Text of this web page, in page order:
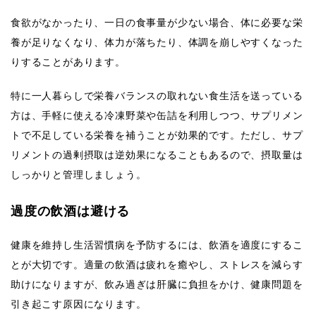
食欲がなかったり、一日の食事量が少ない場合、体に必要な栄
養が足りなくなり、体力が落ちたり、体調を崩しやすくなった
りすることがあります。
特に一人暮らしで栄養バランスの取れない食生活を送っている
方は、手軽に使える冷凍野菜や缶詰を利用しつつ、サプリメン
トで不足している栄養を補うことが効果的です。ただし、サプ
リメントの過剰摂取は逆効果になることもあるので、摂取量は
しっかりと管理しましょう。
過度の飲酒は避ける
健康を維持し生活習慣病を予防するには、飲酒を適度にするこ
とが大切です。適量の飲酒は疲れを癒やし、ストレスを減らす
助けになりますが、飲み過ぎは肝臓に負担をかけ、健康問題を
引き起こす原因になります。